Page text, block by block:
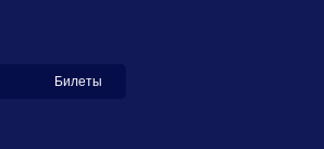
Билеты